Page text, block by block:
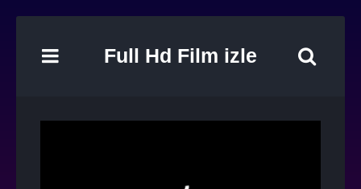
Full Hd Film izle